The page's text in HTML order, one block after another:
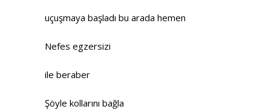
uçuşmaya başladı bu arada hemen
Nefes egzersizi
ile beraber
Şöyle kollarını bağla